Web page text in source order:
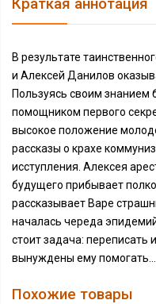
Краткая аннотация
В результате
и Алексей Данилов
Пользуясь своим знанием
помощником первого
высокое положение
рассказы о крахе
исступления. Алексея
будущего прибывает
рассказывает Варе
началась череда
стоит задача:
вынуждены ему помогать…
Похожие товары